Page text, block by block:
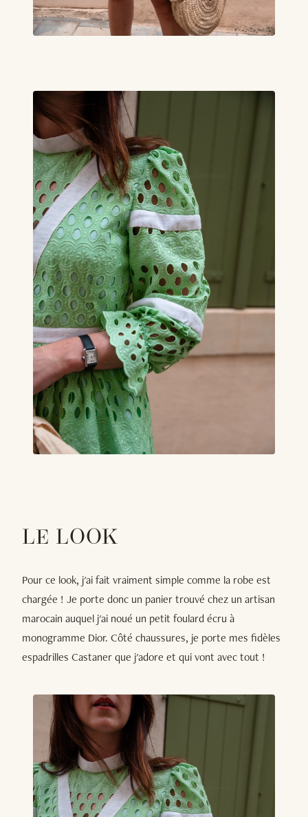
LE LOOK
Pour ce look, j'ai fait vraiment simple comme la robe est
chargée ! Je porte donc un panier trouvé chez un artisan
marocain auquel j'ai noué un petit foulard écru à
monogramme Dior. Côté chaussures, je porte mes fidèles
espadrilles Castaner que j'adore et qui vont avec tout !